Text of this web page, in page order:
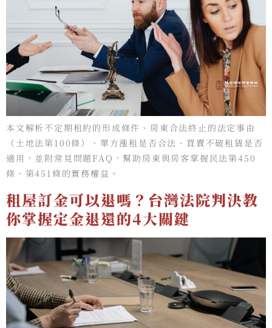
本文解析不定期租約的形成條件、房東合法終止的法定事由
（土地法第100條）、單方漲租是否合法、買賣不破租賃是否
適用，並附常見問題FAQ，幫助房東與房客掌握民法第450
條、第451條的實務權益。
租屋訂金可以退嗎？台灣法院判決教
你掌握定金退還的4大關鍵